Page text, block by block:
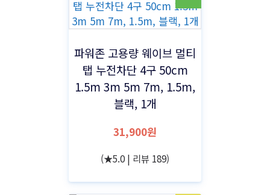
파워존 고용량 웨이브 멀티
탭 누전차단 4구 50cm
1.5m 3m 5m 7m, 1.5m,
블랙, 1개
31,900원
(★5.0 | 리뷰 189)